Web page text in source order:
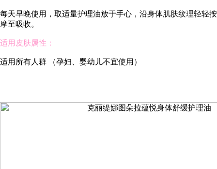
每天早晚使用，取适量护理油放于手心，沿身体肌肤纹理轻轻按
摩至吸收。
适用皮肤属性：
适用所有人群 （孕妇、婴幼儿不宜使用）